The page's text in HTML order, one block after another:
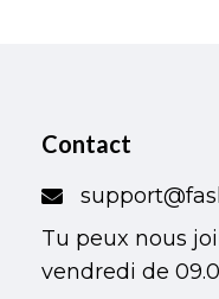
Contact
Tu peux nous
vendredi de